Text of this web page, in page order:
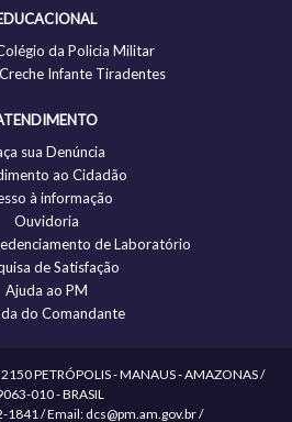
da Policia Militar
Infante Tiradentes
sua Denúncia
ao Cidadão
à informação
Ouvidoria
de Laboratório
de Satisfação
Ajuda ao PM
do Comandante
PETRÓPOLIS - MANAUS - AMAZONAS /
010 - BRASIL
1841 / Email: dcs@pm.am.gov.br /